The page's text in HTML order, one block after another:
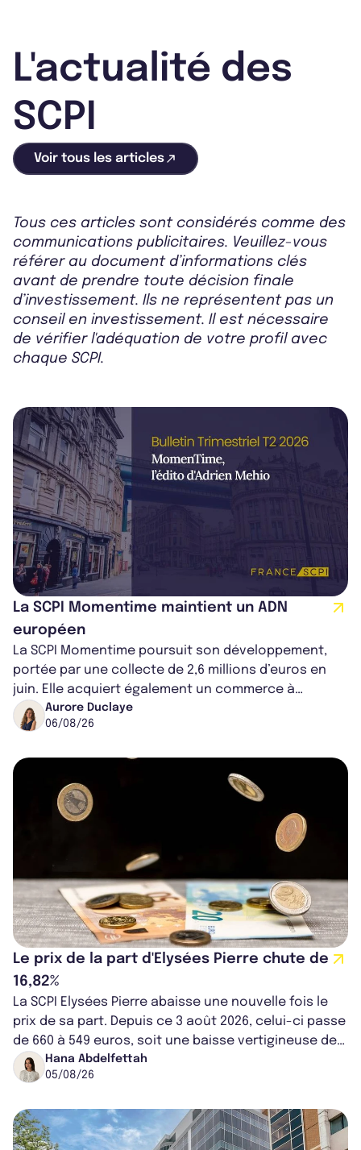
L'actualité des
SCPI
Voir tous les articles
Tous ces articles sont considérés comme des
communications publicitaires. Veuillez-vous
référer au document d’informations clés
avant de prendre toute décision finale
d’investissement. Ils ne représentent pas un
conseil en investissement. Il est nécessaire
de vérifier l'adéquation de votre profil avec
chaque SCPI.
La SCPI Momentime maintient un ADN
européen
La SCPI Momentime poursuit son développement,
portée par une collecte de 2,6 millions d’euros en
juin. Elle acquiert également un commerce à
Worcester, place une plateforme logisti...
Aurore Duclaye
06/08/26
Le prix de la part d'Elysées Pierre chute de
16,82%
La SCPI Elysées Pierre abaisse une nouvelle fois le
prix de sa part. Depuis ce 3 août 2026, celui-ci passe
de 660 à 549 euros, soit une baisse vertigineuse de
16,82%. Cette nouvell...
Hana Abdelfettah
05/08/26